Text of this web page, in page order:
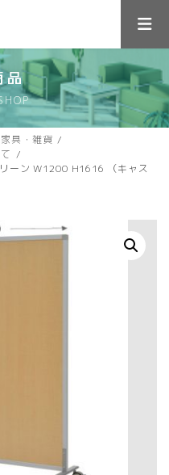
品
具・雑貨
ーン W1200 H1616 （キャス